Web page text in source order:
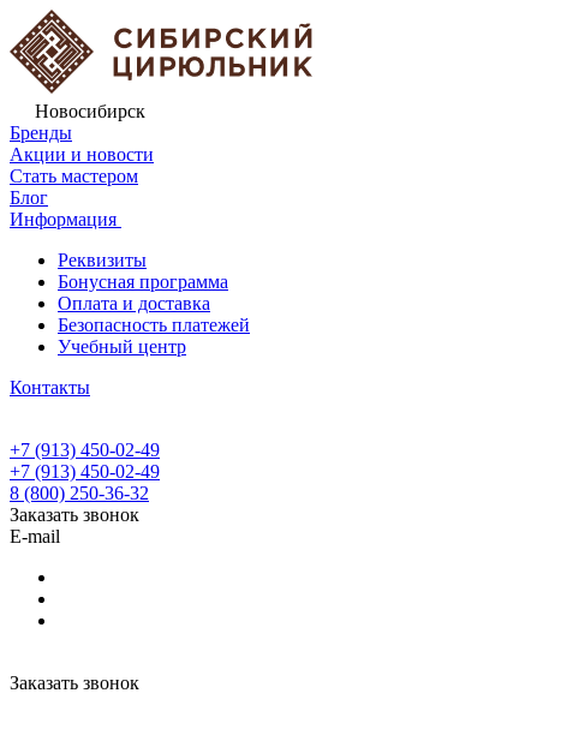
Новосибирск
Бренды
Акции и новости
Стать мастером
Блог
Информация
Реквизиты
Бонусная программа
Оплата и доставка
Безопасность платежей
Учебный центр
Контакты
+7 (913) 450-02-49
+7 (913) 450-02-49
8 (800) 250-36-32
Заказать звонок
E-mail
Заказать звонок